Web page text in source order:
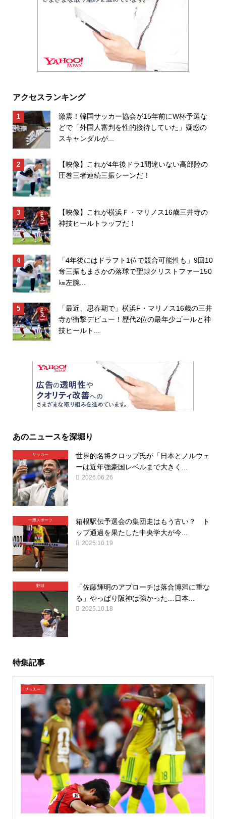
アクセスランキング
激震！韓国サッカー協会が15年前にW杯予選な
どで「外国人審判を性的接待していた」疑惑の
スキャンダルが...
【映像】これが4年後ドラ1間違いない高部陸の
圧巻三者連続三振シーンだ！
【映像】これが横浜Ｆ・マリノス16歳三井寺の
神技ヒールトラップだ！
「4年後にはドラフト1位で競合可能性も」9回10
奪三振もまさかの落球で聖隷クリストファー150
㎞左腕...
「最近、思春期で」横浜F・マリノス16歳の三井
寺が衝撃デビュー！歴代2位の最年少ゴールと神
技ヒールト...
あのニュースを深堀り
サッカー
世界的名将クロップ氏が「日本とノルウェ
ーは近年強豪国レベルまで大きく...
2026.06.26
一般スポーツ
箱根駅伝予選会の集団走はもう古い？ ト
ップ通過を果たした中央学大が今...
2025.10.19
野球
「佐藤輝明のアプローチは落合博満に重な
る」やっぱり阪神は強かった…日本...
2025.10.18
特集記事
サッカー